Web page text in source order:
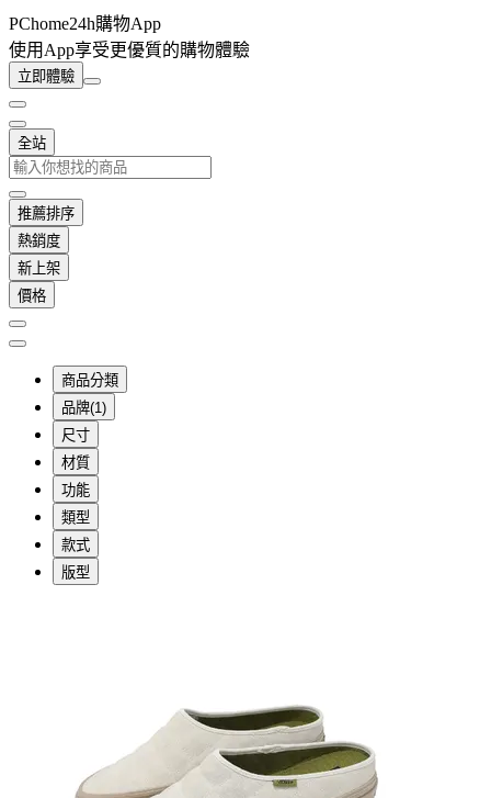
PChome24h購物App
使用App享受更優質的購物體驗
立即體驗
全站
推薦排序
熱銷度
新上架
價格
商品分類
品牌(1)
尺寸
材質
功能
類型
款式
版型